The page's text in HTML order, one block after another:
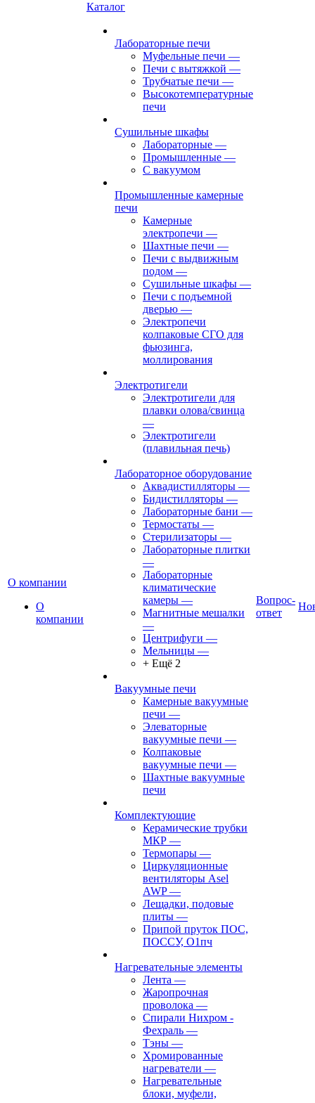
О компании
О
компании
Каталог
Лабораторные печи
Муфельные печи —
Печи с вытяжкой —
Трубчатые печи —
Высокотемпературные
печи
Сушильные шкафы
Лабораторные —
Промышленные —
С вакуумом
Промышленные камерные
печи
Камерные
электропечи —
Шахтные печи —
Печи с выдвижным
подом —
Сушильные шкафы —
Печи с подъемной
дверью —
Электропечи
колпаковые СГО для
фьюзинга,
моллирования
Электротигели
Электротигели для
плавки олова/свинца
—
Электротигели
(плавильная печь)
Лабораторное оборудование
Аквадистилляторы —
Бидистилляторы —
Лабораторные бани —
Термостаты —
Стерилизаторы —
Лабораторные плитки
—
Лабораторные
климатические
камеры —
Магнитные мешалки
—
Центрифуги —
Мельницы —
+ Ещё 2
Вакуумные печи
Камерные вакуумные
печи —
Элеваторные
вакуумные печи —
Колпаковые
вакуумные печи —
Шахтные вакуумные
печи
Комплектующие
Керамические трубки
МКР —
Термопары —
Циркуляционные
вентиляторы Asel
AWP—
Лещадки, подовые
плиты —
Припой пруток ПОС,
ПОССУ, О1пч
Нагревательные элементы
Лента —
Жаропрочная
проволока —
Спирали Нихром -
Фехраль —
Тэны —
Хромированные
нагреватели —
Нагревательные
блоки, муфели,
Вопрос-
ответ